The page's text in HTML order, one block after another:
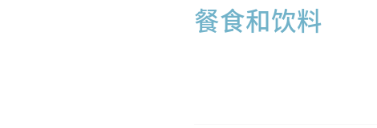
餐食和饮料